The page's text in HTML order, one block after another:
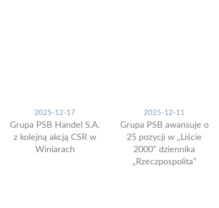
2025-12-17
Grupa PSB Handel S.A.
z kolejną akcją CSR w
Winiarach
2025-12-11
Grupa PSB awansuje o
25 pozycji w „Liście
2000” dziennika
„Rzeczpospolita”